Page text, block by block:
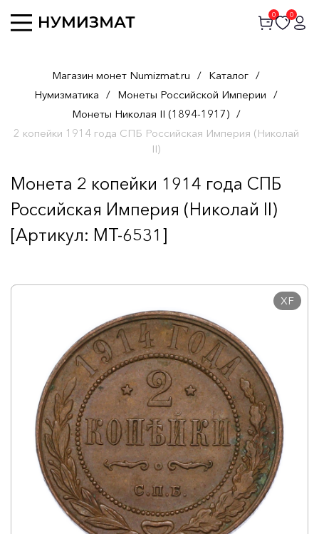
0 0
Магазин монет Numizmat.ru / Каталог /
Нумизматика / Монеты Российской Империи /
Монеты Николая II (1894-1917) /
2 копейки 1914 года СПБ Российская Империя (Николай
II)
Монета 2 копейки 1914 года СПБ
Российская Империя (Николай II)
[Артикул: MT-6531]
XF